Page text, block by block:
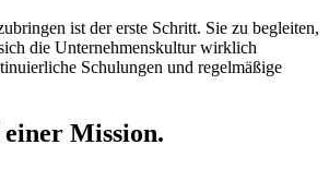
ist der erste Schritt. Sie zu begleiten,
die Unternehmenskultur wirklich
Schulungen und regelmäßige
einer Mission.